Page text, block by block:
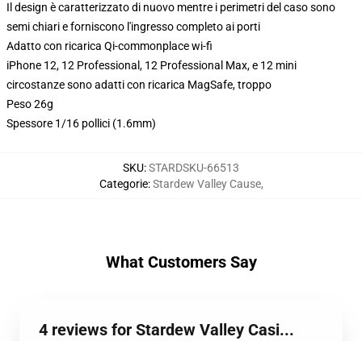
Il design è caratterizzato di nuovo mentre i perimetri del caso sono
semi chiari e forniscono l'ingresso completo ai porti
Adatto con ricarica Qi-commonplace wi-fi
iPhone 12, 12 Professional, 12 Professional Max, e 12 mini
circostanze sono adatti con ricarica MagSafe, troppo
Peso 26g
Spessore 1/16 pollici (1.6mm)
SKU:STARDSKU-66513
Categorie:Stardew Valley Cause,
What Customers Say
4 reviews for Stardew Valley Casi...